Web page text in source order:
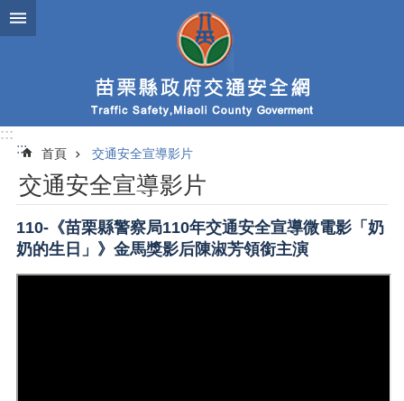
跳到主要內容區塊
:::
:::
首頁 交通安全宣導影片
交通安全宣導影片
110-《苗栗縣警察局110年交通安全宣導微電影「奶
奶的生日」》金馬獎影后陳淑芳領銜主演